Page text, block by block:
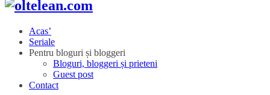
Acas’
Seriale
Pentru bloguri și bloggeri
Bloguri, bloggeri și prieteni
Guest post
Contact